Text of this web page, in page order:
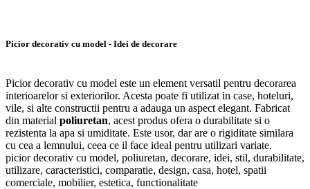
Picior decorativ cu model - Idei de decorare
Picior decorativ cu model este un element versatil pentru decorarea
interioarelor si exteriorilor. Acesta poate fi utilizat in case, hoteluri,
vile, si alte constructii pentru a adauga un aspect elegant. Fabricat
din material poliuretan, acest produs ofera o durabilitate si o
rezistenta la apa si umiditate. Este usor, dar are o rigiditate similara
cu cea a lemnului, ceea ce il face ideal pentru utilizari variate.
picior decorativ cu model, poliuretan, decorare, idei, stil, durabilitate,
utilizare, caracteristici, comparatie, design, casa, hotel, spatii
comerciale, mobilier, estetica, functionalitate